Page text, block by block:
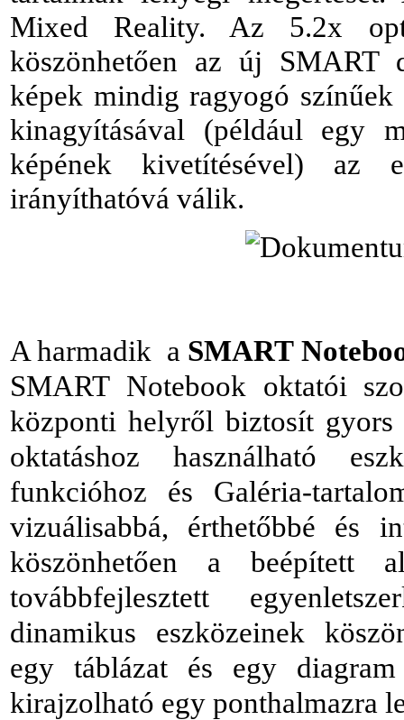
Mixed Reality. Az 5.2x
köszönhetően az új SMART
képek mindig ragyogó színűek
kinagyításával (például egy
képének kivetítésével) az
irányíthatóvá válik.
A harmadik a SMART
SMART Notebook oktatói
központi helyről biztosít gyors
oktatáshoz használható
funkcióhoz és Galéria-
vizuálisabbá, érthetőbbé és
köszönhetően a beépített
továbbfejlesztett
dinamikus eszközeinek
egy táblázat és egy
kirajzolható egy ponthalmazra